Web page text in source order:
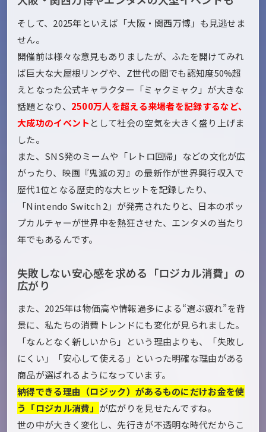
そして、2025年といえば「大阪・関西万博」も見逃せま
せん。
開催前は様々な意見もありましたが、ふたを開けてみれ
ば巨大な大屋根リングや、Z世代の間でも認知度50%超
えとなった公式キャラクター「ミャクミャク」が大きな
話題となり、 2500万人を超える来場者を記録するなど、
大成功のイベント として社会の空気を大きく盛り上げま
した。
また、SNS発のミームや「レトロ回帰」などの文化が広
がったり、映画『鬼滅の刃』の最新作が世界興行収入で
歴代1位となる歴史的な大ヒットを記録したり、
「Nintendo Switch 2」が発売されたりと、日本のポッ
プカルチャーが世界中を熱狂させた、エンタメの当たり
年でもあるんです。
失敗しない安心感を求める「ロジカル消費」の
広がり
また、2025年は物価高や情報過多による“選ぶ疲れ”を背
景に、私たちの消費トレンドにも変化が見られました。
「なんとなく新しいから」という理由よりも、「失敗し
にくい」「安心して使える」といった明確な理由がある
商品が選ばれるようになっています。
納得できる理由（ロジック）があるものにだけお金を使
う「ロジカル消費」 が広がりを見せたんですね。
世の中が大きく変化し、先行きが不透明な時代だからこ